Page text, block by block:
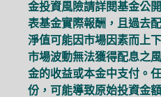
金投資風險請詳閱基金公
表基金實際報酬，且過去
淨值可能因市場因素而上
市場波動無法獲得配息之
金的收益或本金中支付。
份，可能導致原始投資金